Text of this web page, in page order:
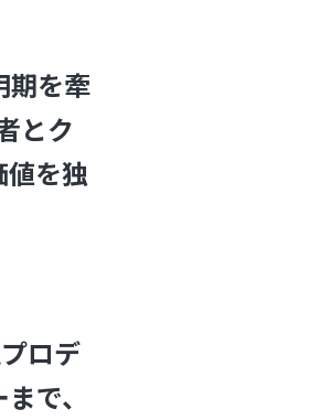
期を牽
とク
を独
ロデ
で、